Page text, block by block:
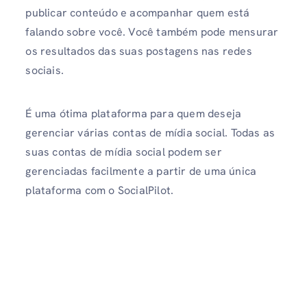
publicar conteúdo e acompanhar quem está
falando sobre você. Você também pode mensurar
os resultados das suas postagens nas redes
sociais.
É uma ótima plataforma para quem deseja
gerenciar várias contas de mídia social. Todas as
suas contas de mídia social podem ser
gerenciadas facilmente a partir de uma única
plataforma com o SocialPilot.